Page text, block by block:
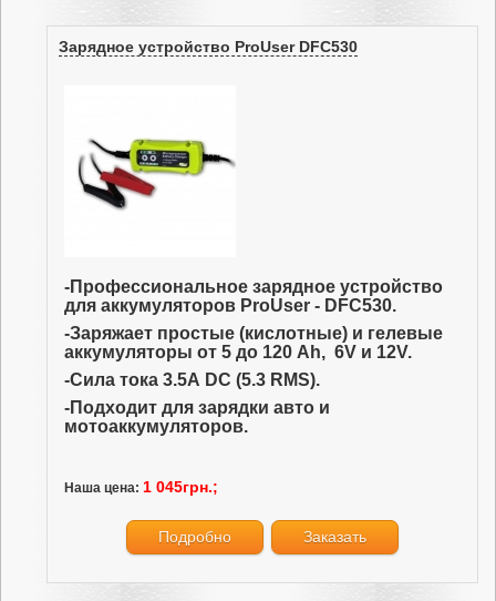
Зарядное устройство ProUser DFC530
-Профессиональное зарядное устройство
для аккумуляторов ProUser - DFC530.
-Заряжает простые (кислотные) и гелевые
аккумуляторы от 5 до 120 Аh, 6V и 12V.
-Сила тока 3.5А DC (5.3 RMS).
-Подходит для зарядки авто и
мотоаккумуляторов.
Наша цена: 1 045грн.;
Подробно Заказать